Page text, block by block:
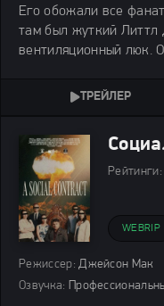
Его обожали все
там был жуткий Литтл
вентиляционный люк.
наедался страхом и
Рейтинги:
WEBRIP
Режиссер: Джейсон Мак
Озвучка: